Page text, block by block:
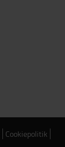
Cookiepolitik